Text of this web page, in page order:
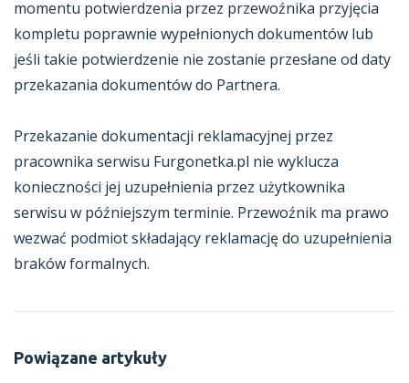
momentu potwierdzenia przez przewoźnika przyjęcia
kompletu poprawnie wypełnionych dokumentów lub
jeśli takie potwierdzenie nie zostanie przesłane od daty
przekazania dokumentów do Partnera.
Przekazanie dokumentacji reklamacyjnej przez
pracownika serwisu Furgonetka.pl nie wyklucza
konieczności jej uzupełnienia przez użytkownika
serwisu w późniejszym terminie. Przewoźnik ma prawo
wezwać podmiot składający reklamację do uzupełnienia
braków formalnych.
Powiązane artykuły